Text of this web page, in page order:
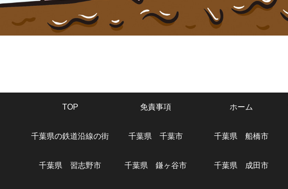
TOP 免責事項 ホーム
千葉県の鉄道沿線の街 千葉県 千葉市 千葉県 船橋市
千葉県 習志野市 千葉県 鎌ヶ谷市 千葉県 成田市